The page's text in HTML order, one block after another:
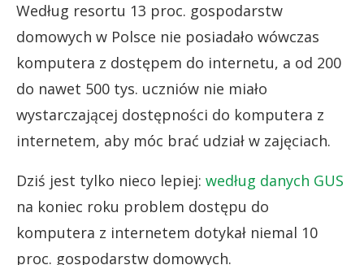
Według resortu 13 proc. gospodarstw
domowych w Polsce nie posiadało wówczas
komputera z dostępem do internetu, a od 200
do nawet 500 tys. uczniów nie miało
wystarczającej dostępności do komputera z
internetem, aby móc brać udział w zajęciach.
Dziś jest tylko nieco lepiej: według danych GUS
na koniec roku problem dostępu do
komputera z internetem dotykał niemal 10
proc. gospodarstw domowych.